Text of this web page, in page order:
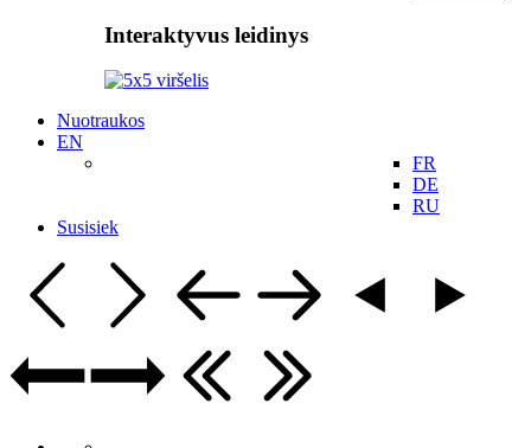
Interaktyvus leidinys
Nuotraukos
EN
FR
DE
RU
Susisiek